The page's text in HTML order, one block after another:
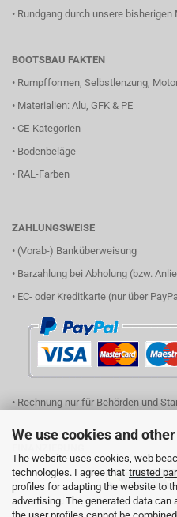
We use cookies and
The website uses cookies, web
technologies. I agree that trusted
profiles for adapting the website to
advertising. The generated data
• Rundgang durch unsere
BOOTSBAU FAKTEN
• Rumpfformen, Selbstlenzung,
• Materialien: Alu, GFK & PE
• CE-Kategorien
• Bodenbeläge
• RAL-Farben
ZAHLUNGSWEISE
• (Vorab-) Banküberweisung
• Barzahlung bei Abholung (bzw.
• EC- oder Kreditkarte (nur über
• Rechnung nur für Behörden und
(einfach Logo anklicken und